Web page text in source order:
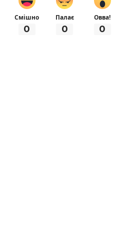
Смішно
0
Палає
0
Овва!
0